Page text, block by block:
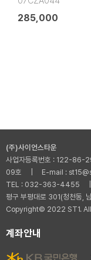
285,000
(주)사이언스타운
사업자등록번호 : 122-
09호 | E-mail :
TEL : 032-363-4455 |
평구 부평대로 301(청천동,
Copyright© 2022 ST1.
계좌안내